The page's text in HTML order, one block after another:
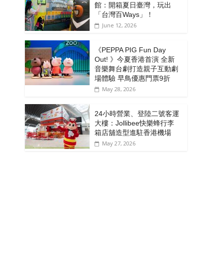
館：開箱夏日臺灣，玩出
「台灣百Ways」！
June 12, 2026
《PEPPA PIG Fun Day
Out! 》今夏香港首演 全新
音樂舞台劇打造親子互動劇
場體驗 早鳥優惠門票9折
May 28, 2026
24小時營業、登陸二號客運
大樓：Jollibee快樂蜂行李
箱店舖造型進駐香港機場
May 27, 2026